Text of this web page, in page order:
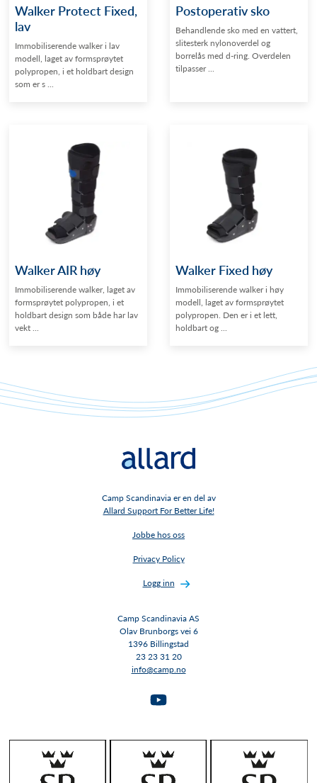
Walker Protect Fixed,
lav
Immobiliserende walker i lav
modell, laget av formsprøytet
polypropen, i et holdbart design
som er s ...
Postoperativ sko
Behandlende sko med en vattert,
slitesterk nylonoverdel og
borrelås med d-ring. Overdelen
tilpasser ...
Walker AIR høy
Immobiliserende walker, laget av
formsprøytet polypropen, i et
holdbart design som både har lav
vekt ...
Walker Fixed høy
Immobiliserende walker i høy
modell, laget av formsprøytet
polypropen. Den er i et lett,
holdbart og ...
Camp Scandinavia er en del av
Allard Support For Better Life!
Jobbe hos oss
Privacy Policy
Logg inn
Camp Scandinavia AS
Olav Brunborgs vei 6
1396 Billingstad​​​​​​​
23 23 31 20
info@camp.no